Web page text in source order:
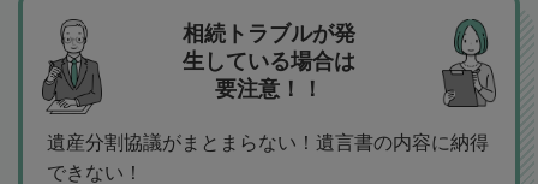
相続トラブルが発
生している場合は
要注意！！
遺産分割協議がまとまらない！遺言書の内容に納得
できない！